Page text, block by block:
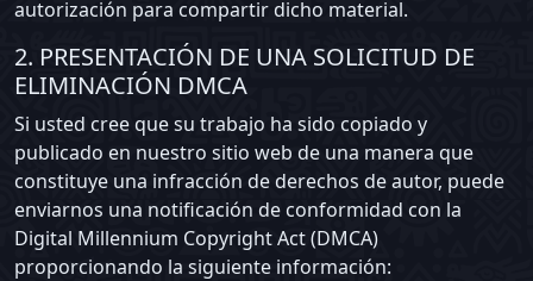
autorización para compartir dicho material.
2. PRESENTACIÓN DE UNA SOLICITUD DE
ELIMINACIÓN DMCA
Si usted cree que su trabajo ha sido copiado y
publicado en nuestro sitio web de una manera que
constituye una infracción de derechos de autor, puede
enviarnos una notificación de conformidad con la
Digital Millennium Copyright Act (DMCA)
proporcionando la siguiente información: